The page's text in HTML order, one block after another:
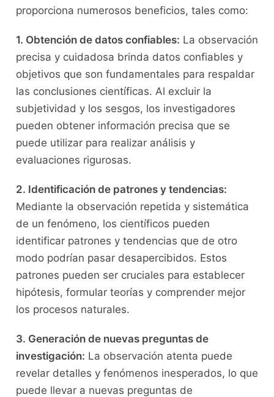
proporciona numerosos beneficios, tales como:
1. Obtención​ de datos confiables: La ⁢observación
precisa‌ y cuidadosa brinda datos⁢ confiables y
objetivos que ​son ⁢fundamentales‌ para respaldar
las conclusiones⁢ científicas.‍ Al excluir la
subjetividad y ‌los ⁢sesgos, los investigadores
pueden⁢ obtener⁣ información ​precisa que ⁣se
puede ‍utilizar para‍ realizar análisis y
evaluaciones rigurosas.
2. Identificación de ⁤patrones y tendencias:
Mediante⁣ la observación⁤ repetida y sistemática
de un fenómeno, los ​científicos pueden
identificar patrones y tendencias que de ‍otro
modo podrían pasar desapercibidos. Estos
patrones pueden ser cruciales para establecer
⁣hipótesis, formular teorías y‌ comprender mejor
los ⁢procesos ​naturales.
3. Generación de nuevas preguntas⁣ de ​
investigación: ​La observación atenta puede‍
revelar ⁤detalles y ⁤fenómenos inesperados, ⁢lo que
⁢puede llevar a nuevas preguntas de